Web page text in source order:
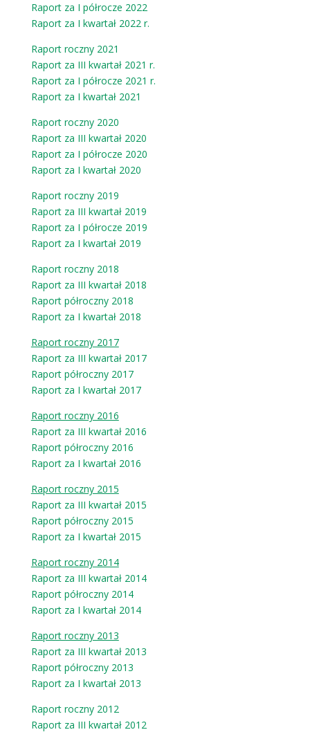
Raport za I półrocze 2022
Raport za I kwartał 2022 r.
Raport roczny 2021
Raport za III kwartał 2021 r.
Raport za I półrocze 2021 r.
Raport za I kwartał 2021
Raport roczny 2020
Raport za III kwartał 2020
Raport za I półrocze 2020
Raport za I kwartał 2020
Raport roczny 2019
Raport za III kwartał 2019
Raport za I półrocze 2019
Raport za I kwartał 2019
Raport roczny 2018
Raport za III kwartał 2018
Raport półroczny 2018
Raport za I kwartał 2018
Raport roczny 2017
Raport za III kwartał 2017
Raport półroczny 2017
Raport za I kwartał 2017
Raport roczny 2016
Raport za III kwartał 2016
Raport półroczny 2016
Raport za I kwartał 2016
Raport roczny 2015
Raport za III kwartał 2015
Raport półroczny 2015
Raport za I kwartał 2015
Raport roczny 2014
Raport za III kwartał 2014
Raport półroczny 2014
Raport za I kwartał 2014
Raport roczny 2013
Raport za III kwartał 2013
Raport półroczny 2013
Raport za I kwartał 2013
Raport roczny 2012
Raport za III kwartał 2012